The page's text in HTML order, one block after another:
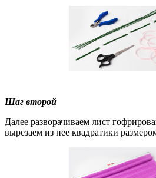
Шаг второй
Далее разворачиваем лист
вырезаем из нее квадратики